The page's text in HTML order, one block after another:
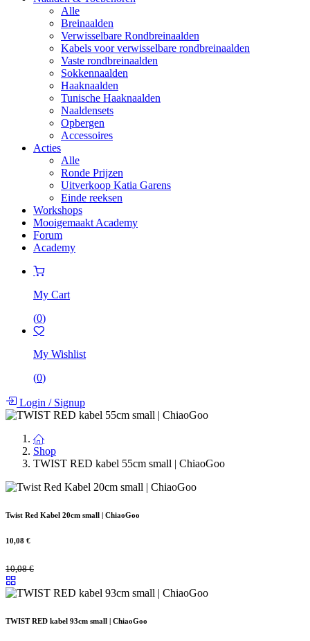
Alle
Breinaalden
Verwisselbare Rondbreinaalden
Kabels voor verwisselbare rondbreinaalden
Vaste rondbreinaalden
Sokkennaalden
Haaknaalden
Tunische Haaknaalden
Naaldensets
Opbergen
Accessoires
Acties
Alle
Ronde Prijzen
Uitverkoop Katia Garens
Einde reeksen
Workshops
Mooigemaakt Academy
Forum
Academy
My Cart
(0)
My Wishlist
(0)
Login /Signup
Shop
TWIST RED kabel 55cm small | ChiaoGoo
Twist Red Kabel 20cm small | ChiaoGoo
10,08 €
10,08€
TWIST RED kabel 93cm small | ChiaoGoo